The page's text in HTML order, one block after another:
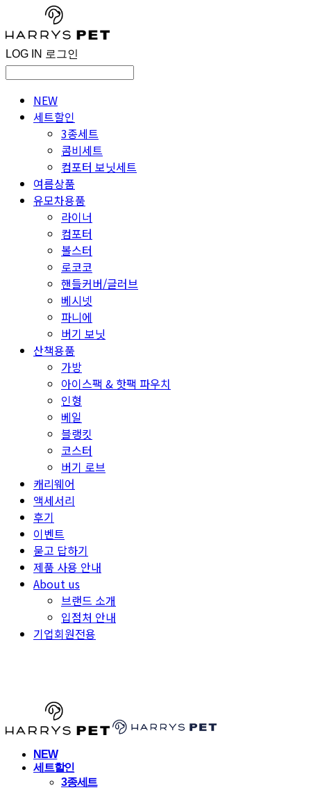
LOG IN 로그인
NEW
세트할인
3종세트
콤비세트
컴포터 보닛세트
여름상품
유모차용품
라이너
컴포터
볼스터
로코코
핸들커버/글러브
베시넷
파니에
버기 보닛
산책용품
가방
아이스팩 & 핫팩 파우치
인형
베일
블랭킷
코스터
버기 로브
캐리웨어
액세서리
후기
이벤트
묻고 답하기
제품 사용 안내
About us
브랜드 소개
입점처 안내
기업회원전용
NEW
세트할인
3종세트